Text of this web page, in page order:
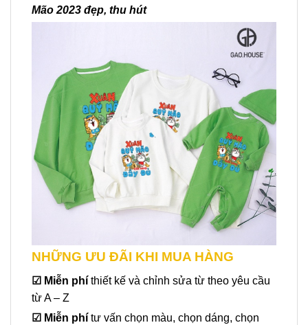
Mão 2023 đẹp, thu hút
NHỮNG ƯU ĐÃI KHI MUA HÀNG
☑ Miễn phí thiết kế và chỉnh sửa từ theo yêu cầu
từ A – Z
☑ Miễn phí tư vấn chọn màu, chọn dáng, chọn